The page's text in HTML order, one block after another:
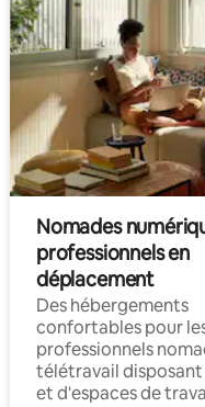
Nomades
professionnels en
déplacement
Des hébergements
confortables pour
professionnels
télétravail
et d'espaces de